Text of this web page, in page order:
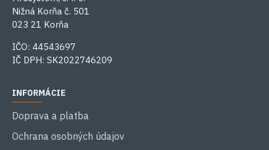
Nižná Korňa č. 501
023 21 Korňa
IČO: 44543697
IČ DPH: SK2022746209
INFORMÁCIE
Doprava a platba
Ochrana osobných údajov